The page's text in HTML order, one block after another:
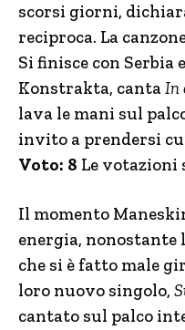
scorsi giorni,
reciproca. La
Si finisce con Serbia
Konstrakta, cantaIn
lava le mani sul
invito a prendersi
Voto: 8 Le votazioni
Il momento
energia, nonostante
che si è fatto male
loro nuovo singolo,
cantato sul palco